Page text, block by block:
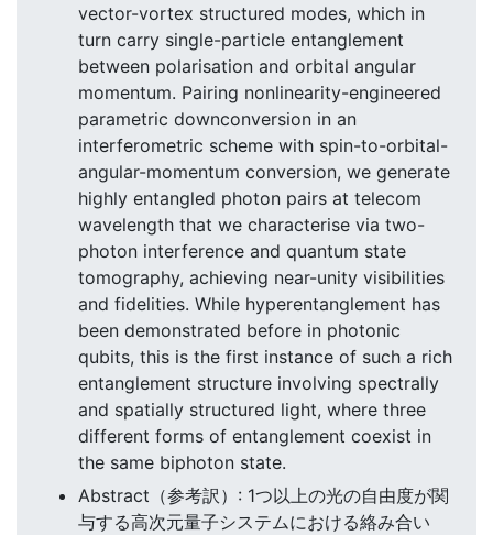
vector-vortex structured modes, which in
turn carry single-particle entanglement
between polarisation and orbital angular
momentum. Pairing nonlinearity-engineered
parametric downconversion in an
interferometric scheme with spin-to-orbital-
angular-momentum conversion, we generate
highly entangled photon pairs at telecom
wavelength that we characterise via two-
photon interference and quantum state
tomography, achieving near-unity visibilities
and fidelities. While hyperentanglement has
been demonstrated before in photonic
qubits, this is the first instance of such a rich
entanglement structure involving spectrally
and spatially structured light, where three
different forms of entanglement coexist in
the same biphoton state.
Abstract（参考訳）: 1つ以上の光の自由度が関
与する高次元量子システムにおける絡み合い